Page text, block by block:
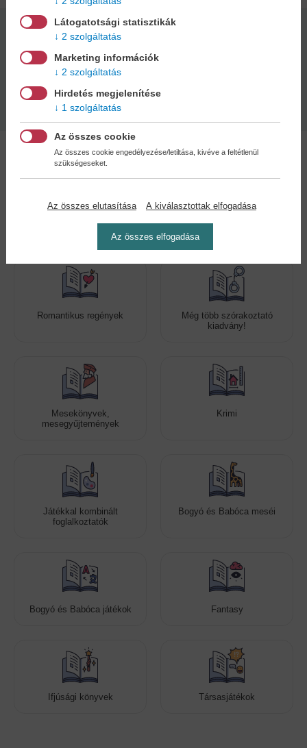
Kötésmód:
Kiadás dátuma:
2025
Kedvenc kategóriák
Romantikus regények
Még több szórakoztató
kiadvány!
Mesekönyvek,
mesegyűjtemények
Krimi
Játékkal kombinált
foglalkoztatók
Bogyó és Babóca meséi
Bogyó és Babóca játékok Fantasy
Ifjúsági könyvek Társasjátékok
Látogatotsági statisztikák
2 szolgáltatás
Marketing információk
2 szolgáltatás
Hirdetés megjelenítése
1 szolgáltatás
Az összes cookie
Az összes cookie engedélyezése/letiltása, kivéve a feltétlenül
szükségeseket.
Az összes elutasítása A kiválasztottak elfogadása
Az összes elfogadása